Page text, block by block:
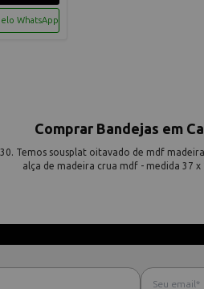
WhatsApp
Comprar Bandejas em
Temos sousplat oitavado de mdf
alça de madeira crua mdf - medida 37 x